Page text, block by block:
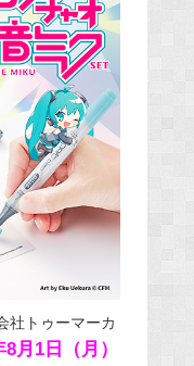
社トゥーマーカ
月1日（月）